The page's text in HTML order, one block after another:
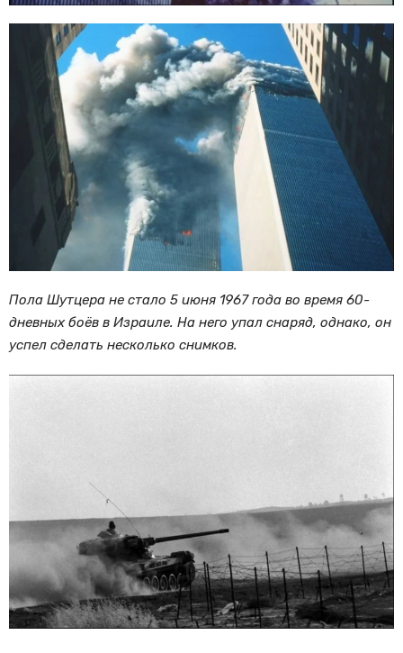
Пола Шутцера не стало 5 июня 1967 года во время 60-
дневных боёв в Израиле. На него упал снаряд, однако, он
успел сделать несколько снимков.